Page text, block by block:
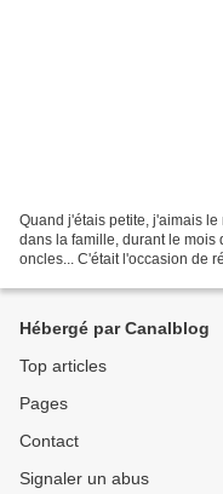
Quand j'étais petite, j'aimais
dans la famille, durant le mois
oncles... C'était l'occasion de
Hébergé par Canalblog
Top articles
Pages
Contact
Signaler un abus